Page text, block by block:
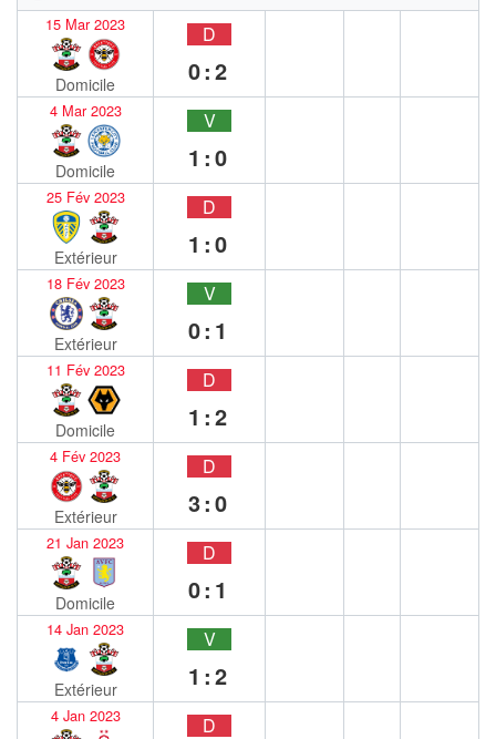
15 Mar 2023
Domicile
D
0:2
4 Mar 2023
Domicile
V
1:0
25 Fév 2023
Extérieur
D
1:0
18 Fév 2023
Extérieur
V
0:1
11 Fév 2023
Domicile
D
1:2
4 Fév 2023
Extérieur
D
3:0
21 Jan 2023
Domicile
D
0:1
14 Jan 2023
Extérieur
V
1:2
4 Jan 2023 D